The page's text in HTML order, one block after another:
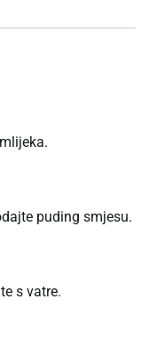
puding smjesu.
s vatre.